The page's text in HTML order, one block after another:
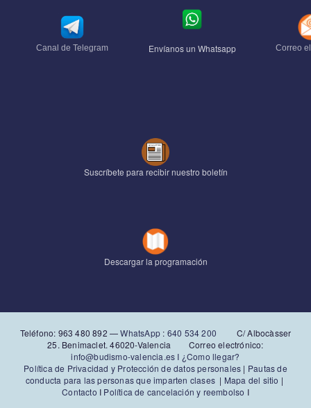
Canal de Telegram Envíanos un Whatsapp Correo
Suscríbete para recibir nuestro boletín
Descargar la programación
Teléfono: 963 480 892‬ —WhatsApp : 640 534 200 C/ Albocàsser
25. Benimaclet. 46020-Valencia Correo electrónico:
info@budismo-valencia.es I ¿Como llegar?
Política de Privacidad y Protección de datos personales | Pautas de
conducta para las personas que imparten clases| Mapa del sitio |
Contacto I Política de cancelación y reembolso I